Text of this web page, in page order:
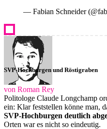
— Fabian Schneider
SVP-Hochburgen und Röstigraben
von Roman Rey
Politologe Claude Longchamp
ein: Klar feststellen könne man,
SVP-Hochburgen deutlich
Orten war es nicht so eindeutig.